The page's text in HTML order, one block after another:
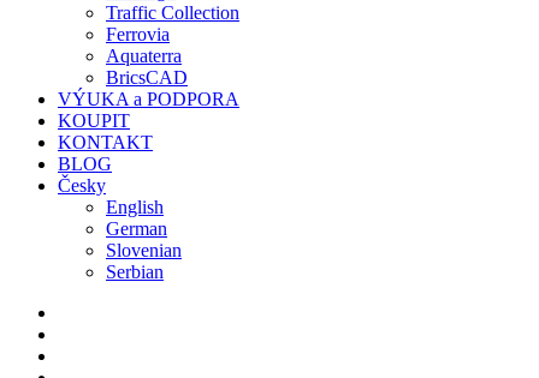
Traffic Collection
Ferrovia
Aquaterra
BricsCAD
VÝUKA a PODPORA
KOUPIT
KONTAKT
BLOG
Česky
English
German
Slovenian
Serbian